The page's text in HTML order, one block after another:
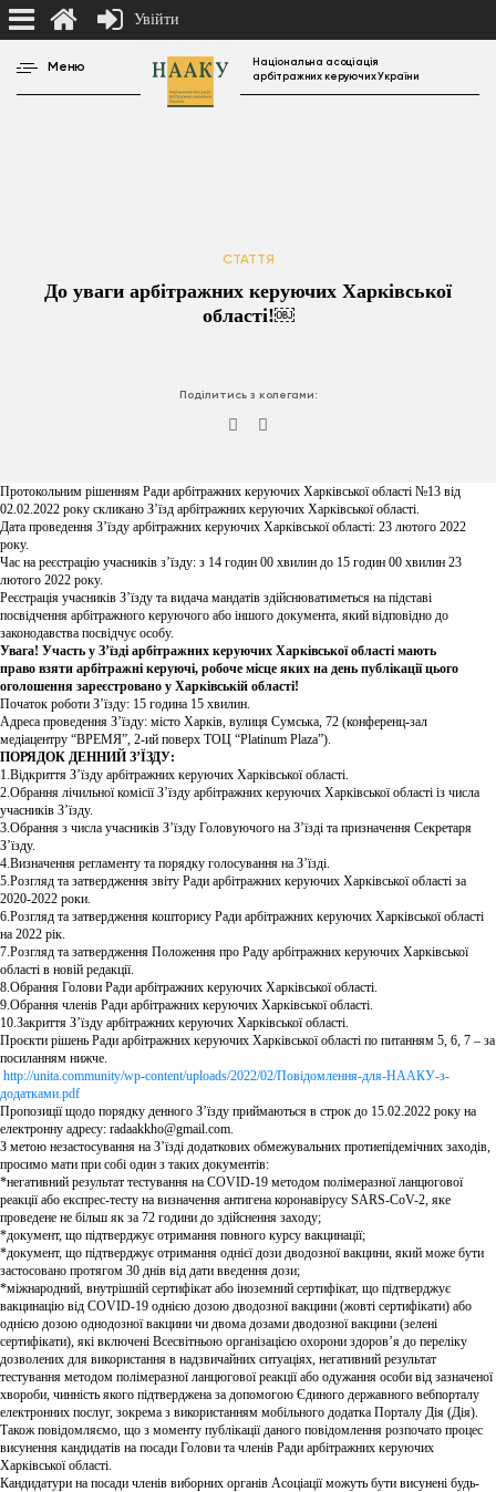
Меню
Національна асоціація
арбітражних керуючих України
СТАТТЯ
До уваги арбітражних керуючих Харківської
області!￼
Поділитись з колегами:
Протокольним рішенням Ради арбітражних керуючих Харківської області №13 від
02.02.2022 року скликано З’їзд арбітражних керуючих Харківської області.
Дата проведення З’їзду арбітражних керуючих Харківської області: 23 лютого 2022
року.
Час на реєстрацію учасників з’їзду: з 14 годин 00 хвилин до 15 годин 00 хвилин 23
лютого 2022 року.
Реєстрація учасників З’їзду та видача мандатів здійснюватиметься на підставі
посвідчення арбітражного керуючого або іншого документа, який відповідно до
законодавства посвідчує особу.
Увага! Участь у З’їзді арбітражних керуючих Харківської області мають
право взяти арбітражні керуючі, робоче місце яких на день публікації цього
оголошення зареєстровано у Харківській області!
Початок роботи З’їзду: 15 година 15 хвилин.
Адреса проведення З’їзду: місто Харків, вулиця Сумська, 72 (конференц-зал
медіацентру “ВРЕМЯ”, 2-ий поверх ТОЦ “Platinum Plaza”).
ПОРЯДОК ДЕННИЙ З’ЇЗДУ:
1.Відкриття З’їзду арбітражних керуючих Харківської області.
2.Обрання лічильної комісії З’їзду арбітражних керуючих Харківської області із числа
учасників З’їзду.
3.Обрання з числа учасників З’їзду Головуючого на З’їзді та призначення Секретаря
З’їзду.
4.Визначення регламенту та порядку голосування на З’їзді.
5.Розгляд та затвердження звіту Ради арбітражних керуючих Харківської області за
2020-2022 роки.
6.Розгляд та затвердження кошторису Ради арбітражних керуючих Харківської області
на 2022 рік.
7.Розгляд та затвердження Положення про Раду арбітражних керуючих Харківської
області в новій редакції.
8.Обрання Голови Ради арбітражних керуючих Харківської області.
9.Обрання членів Ради арбітражних керуючих Харківської області.
10.Закриття З’їзду арбітражних керуючих Харківської області.
Проєкти рішень Ради арбітражних керуючих Харківської області по питанням 5, 6, 7 – за
посиланням нижче.
http://unita.community/wp-content/uploads/2022/02/Повідомлення-для-НААКУ-з-
додатками.pdf
Пропозиції щодо порядку денного З’їзду приймаються в строк до 15.02.2022 року на
електронну адресу: radaakkho@gmail.com.
З метою незастосування на З’їзді додаткових обмежувальних протиепідемічних заходів,
просимо мати при собі один з таких документів:
*негативний результат тестування на COVID-19 методом полімеразної ланцюгової
реакції або експрес-тесту на визначення антигена коронавірусу SARS-CoV-2, яке
проведене не більш як за 72 години до здійснення заходу;
*документ, що підтверджує отримання повного курсу вакцинації;
*документ, що підтверджує отримання однієї дози дводозної вакцини, який може бути
застосовано протягом 30 днів від дати введення дози;
*міжнародний, внутрішній сертифікат або іноземний сертифікат, що підтверджує
вакцинацію від COVID-19 однією дозою дводозної вакцини (жовті сертифікати) або
однією дозою однодозної вакцини чи двома дозами дводозної вакцини (зелені
сертифікати), які включені Всесвітньою організацією охорони здоров’я до переліку
дозволених для використання в надзвичайних ситуаціях, негативний результат
тестування методом полімеразної ланцюгової реакції або одужання особи від зазначеної
хвороби, чинність якого підтверджена за допомогою Єдиного державного вебпорталу
електронних послуг, зокрема з використанням мобільного додатка Порталу Дія (Дія).
Також повідомляємо, що з моменту публікації даного повідомлення розпочато процес
висунення кандидатів на посади Голови та членів Ради арбітражних керуючих
Харківської області.
Кандидатури на посади членів виборних органів Асоціації можуть бути висунені будь-
Увійти